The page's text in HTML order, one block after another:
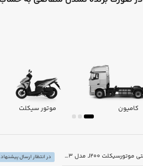
کامیون موتور سیکلت
مزایده دولتی موتورسیکلت J200 مدل 1403 رنگ بادمجانی
در انتظار ارسال پیشنهاد